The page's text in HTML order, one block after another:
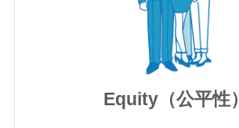
Equity（公平性）